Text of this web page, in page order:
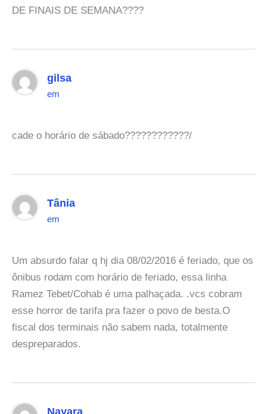
DE FINAIS DE SEMANA????
gilsa
em
cade o horário de sábado????????????/
Tânia
em
Um absurdo falar q hj dia 08/02/2016 é feriado, que os
ônibus rodam com horário de feriado, essa linha
Ramez Tebet/Cohab é uma palhaçada. .vcs cobram
esse horror de tarifa pra fazer o povo de besta.O
fiscal dos terminais não sabem nada, totalmente
despreparados.
Nayara